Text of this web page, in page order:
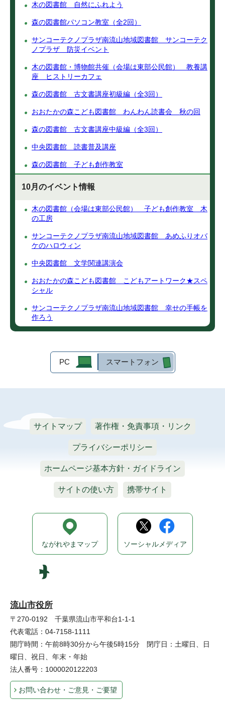
木の図書館 自然にふれよう
森の図書館パソコン教室（全2回）
サンコーテクノプラザ南流山地域図書館 サンコーテク
ノプラザ 防災イベント
木の図書館・博物館共催（会場は東部公民館） 教養講
座 ヒストリーカフェ
森の図書館 古文書講座初級編（全3回）
おおたかの森こども図書館 わんわん読書会 秋の回
森の図書館 古文書講座中級編（全3回）
中央図書館 読書普及講座
森の図書館 子ども創作教室
10月のイベント情報
木の図書館（会場は東部公民館） 子ども創作教室 木
の工房
サンコーテクノプラザ南流山地域図書館 あめふりオバ
ケのハロウィン
中央図書館 文学関連講演会
おおたかの森こども図書館 こどもアートワーク★スペ
シャル
サンコーテクノプラザ南流山地域図書館 幸せの手帳を
作ろう
PC スマートフォン
サイトマップ 著作権・免責事項・リンク
プライバシーポリシー
ホームページ基本方針・ガイドライン
サイトの使い方 携帯サイト
流山市役所
〒270-0192 千葉県流山市平和台1-1-1
代表電話：04-7158-1111
開庁時間：午前8時30分から午後5時15分 閉庁日：土曜日、日
曜日、祝日、年末・年始
法人番号：1000020122203
お問い合わせ・ご意見・ご要望
ながれやまマップ ソーシャルメディア